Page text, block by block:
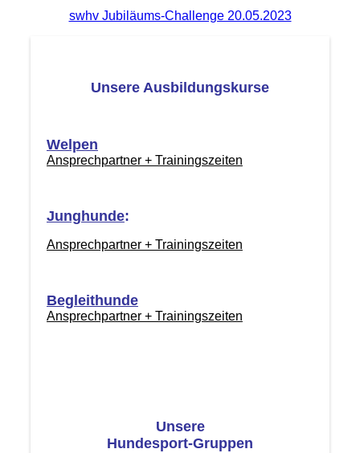
swhv Jubiläums-Challenge 20.05.2023
Unsere Ausbildungskurse
Welpen
Ansprechpartner + Trainingszeiten
Junghunde:
Ansprechpartner + Trainingszeiten
Begleithunde
Ansprechpartner + Trainingszeiten
Unsere
Hundesport-Gruppen